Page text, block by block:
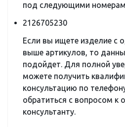
под следующими
2126705230
Если вы ищете изделие с
выше артикулов, то
подойдет. Для полной
можете получить
консультацию по
обратиться с вопросом к
консультанту.